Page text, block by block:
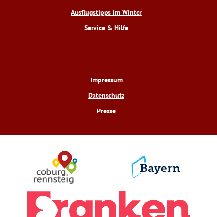
Ausflugstipps im Winter
Service & Hilfe
Impressum
Datenschutz
Presse